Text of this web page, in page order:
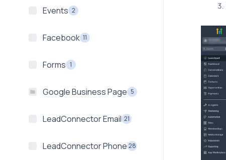
Events 2
Facebook 11
Forms 1
Google Business Page 5
LeadConnector Email 21
LeadConnector Phone 28